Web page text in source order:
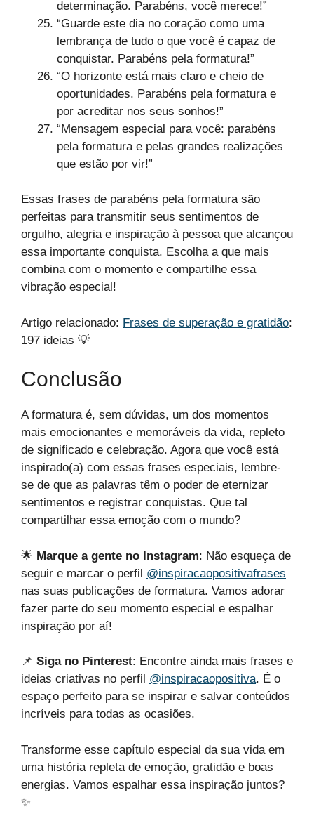
determinação. Parabéns, você merece!”
“Guarde este dia no coração como uma
lembrança de tudo o que você é capaz de
conquistar. Parabéns pela formatura!”
“O horizonte está mais claro e cheio de
oportunidades. Parabéns pela formatura e
por acreditar nos seus sonhos!”
“Mensagem especial para você: parabéns
pela formatura e pelas grandes realizações
que estão por vir!”
Essas frases de parabéns pela formatura são
perfeitas para transmitir seus sentimentos de
orgulho, alegria e inspiração à pessoa que alcançou
essa importante conquista. Escolha a que mais
combina com o momento e compartilhe essa
vibração especial!
Artigo relacionado: Frases de superação e gratidão:
197 ideias 💡
Conclusão
A formatura é, sem dúvidas, um dos momentos
mais emocionantes e memoráveis da vida, repleto
de significado e celebração. Agora que você está
inspirado(a) com essas frases especiais, lembre-
se de que as palavras têm o poder de eternizar
sentimentos e registrar conquistas. Que tal
compartilhar essa emoção com o mundo?
🌟 Marque a gente no Instagram: Não esqueça de
seguir e marcar o perfil @inspiracaopositivafrases
nas suas publicações de formatura. Vamos adorar
fazer parte do seu momento especial e espalhar
inspiração por aí!
📌 Siga no Pinterest: Encontre ainda mais frases e
ideias criativas no perfil @inspiracaopositiva. É o
espaço perfeito para se inspirar e salvar conteúdos
incríveis para todas as ocasiões.
Transforme esse capítulo especial da sua vida em
uma história repleta de emoção, gratidão e boas
energias. Vamos espalhar essa inspiração juntos?
✨